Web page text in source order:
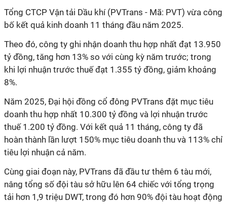
Tổng CTCP Vận tải Dầu khí (PVTrans - Mã: PVT) vừa công
bố kết quả kinh doanh 11 tháng đầu năm 2025.
Theo đó, công ty ghi nhận doanh thu hợp nhất đạt 13.950
tỷ đồng, tăng hơn 13% so với cùng kỳ năm trước; trong
khi lợi nhuận trước thuế đạt 1.355 tỷ đồng, giảm khoảng
8%.
Năm 2025, Đại hội đồng cổ đông PVTrans đặt mục tiêu
doanh thu hợp nhất 10.300 tỷ đồng và lợi nhuận trước
thuế 1.200 tỷ đồng. Với kết quả 11 tháng, công ty đã
hoàn thành lần lượt 150% mục tiêu doanh thu và 113% chỉ
tiêu lợi nhuận cả năm.
Cùng giai đoạn này, PVTrans đã đầu tư thêm 6 tàu mới,
nâng tổng số đội tàu sở hữu lên 64 chiếc với tổng trọng
tải hơn 1,9 triệu DWT, trong đó hơn 90% đội tàu hoạt động